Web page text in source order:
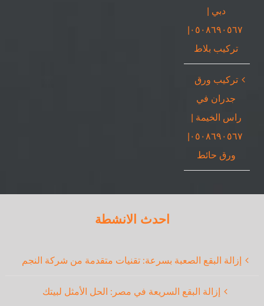
دبي |
٠٥٠٨٦٩٠٥٦٧|
تركيب بلاط
تركيب ورق
جدران في
راس الخيمة |
٠٥٠٨٦٩٠٥٦٧|
ورق حائط
احدث الانشطة
إزالة البقع الصعبة بسرعة: تقنيات متقدمة من شركة النجم
إزالة البقع السريعة في مصر: الحل الأمثل لبيتك